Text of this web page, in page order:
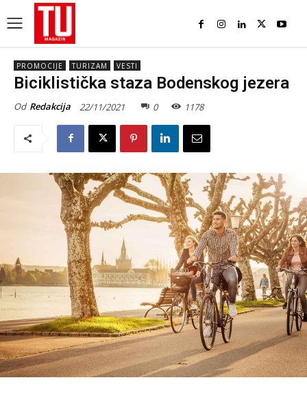
PROMOCIJE TURIZAM VESTI
Biciklistička staza Bodenskog jezera
Od Redakcija 22/11/2021 0 1178